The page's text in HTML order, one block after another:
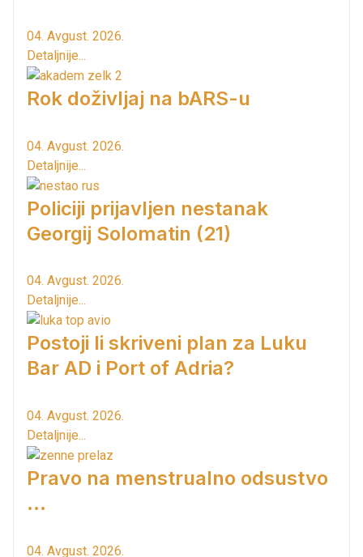
04. Avgust. 2026.
Detaljnije...
Rok doživljaj na bARS-u
04. Avgust. 2026.
Detaljnije...
Policiji prijavljen nestanak
Georgij Solomatin (21)
04. Avgust. 2026.
Detaljnije...
Postoji li skriveni plan za Luku
Bar AD i Port of Adria?
04. Avgust. 2026.
Detaljnije...
Pravo na menstrualno odsustvo
...
04. Avgust. 2026.